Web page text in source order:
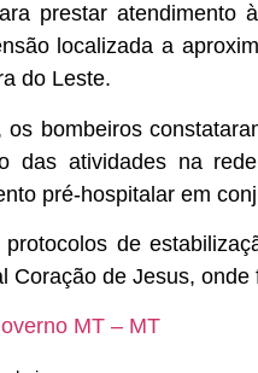
prestar atendimento
localizada a
do Leste.
os bombeiros
das atividades na
pré-hospitalar em
de
Coração de Jesus,
MT – MT